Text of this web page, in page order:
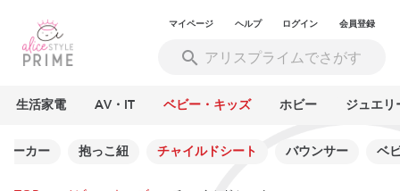
マイページ ヘルプ ログイン 会員登録
生活家電 AV・IT ベビー・キッズ ホビー ジュエリ
ーカー 抱っこ紐 チャイルドシート バウンサー ベ